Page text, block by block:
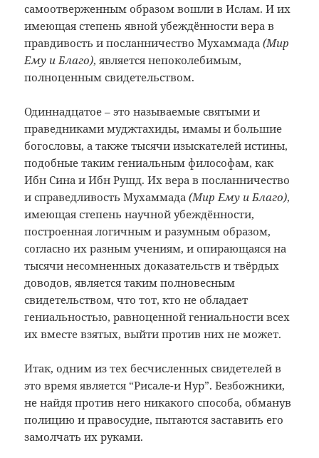
самоотверженным образом вошли в Ислам. И их
имеющая степень явной убеждённости вера в
правдивость и посланничество Мухаммада(Мир
Ему и Благо), является непоколебимым,
полноценным свидетельством.
Одиннадцатое – это называемые святыми и
праведниками муджтахиды, имамы и большие
богословы, а также тысячи изыскателей истины,
подобные таким гениальным философам, как
Ибн Сина и Ибн Рушд. Их вера в посланничество
и справедливость Мухаммада(Мир Ему и Благо),
имеющая степень научной убеждённости,
построенная логичным и разумным образом,
согласно их разным учениям, и опирающаяся на
тысячи несомненных доказательств и твёрдых
доводов, является таким полновесным
свидетельством, что тот, кто не обладает
гениальностью, равноценной гениальности всех
их вместе взятых, выйти против них не может.
Итак, одним из тех бесчисленных свидетелей в
это время является “Рисале-и Нур”. Безбожники,
не найдя против него никакого способа, обманув
полицию и правосудие, пытаются заставить его
замолчать их руками.